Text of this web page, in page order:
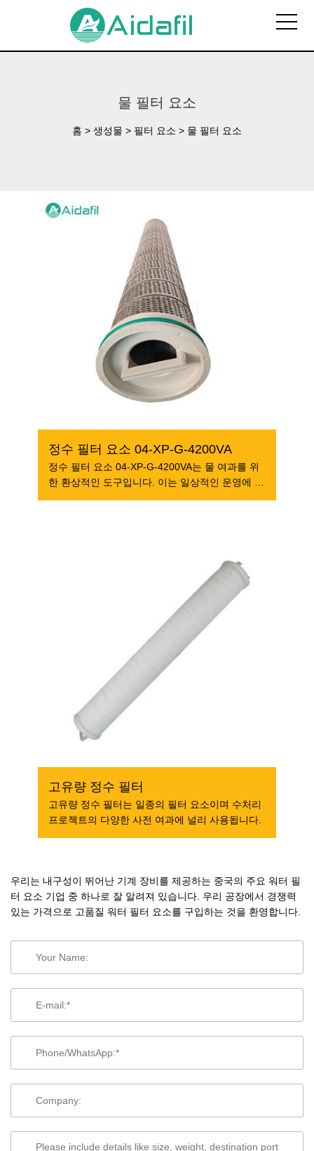
물 필터 요소
홈 > 생성물 > 필터 요소 > 물 필터 요소
정수 필터 요소 04-XP-G-4200VA
정수 필터 요소 04-XP-G-4200VA는 물 여과를 위
한 환상적인 도구입니다. 이는 일상적인 운영에 깨
고유량 정수 필터
고유량 정수 필터는 일종의 필터 요소이며 수처리
프로젝트의 다양한 사전 여과에 널리 사용됩니다.
우리는 내구성이 뛰어난 기계 장비를 제공하는 중국의 주요 워터 필
터 요소 기업 중 하나로 잘 알려져 있습니다. 우리 공장에서 경쟁력
있는 가격으로 고품질 워터 필터 요소를 구입하는 것을 환영합니다.